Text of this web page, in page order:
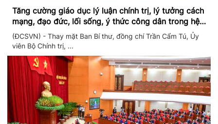
Tăng cường giáo dục lý luận chính trị, lý tưởng cách
mạng, đạo đức, lối sống, ý thức công dân trong hệ
thống giáo dục quốc dân
(ĐCSVN) - Thay mặt Ban Bí thư, đồng chí Trần Cẩm Tú, Ủy
viên Bộ Chính trị, ...